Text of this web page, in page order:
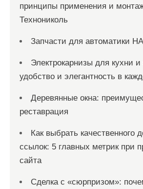
принципы применения и
Технониколь
Запчасти для автоматики
Электрокарнизы для кухни и
удобство и элегантность в
Деревянные окна:
реставрация
Как выбрать качественного
ссылок: 5 главных метрик при
сайта
Сделка с «сюрпризом»: